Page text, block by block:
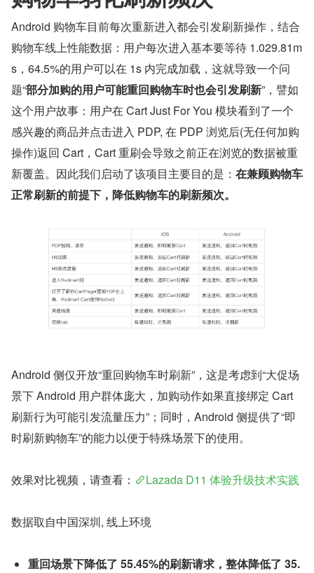
Android 购物车目前每次重新进入都会引发刷新操作，结合
购物车线上性能数据：用户每次进入基本要等待 1.029.81m
s，64.5%的用户可以在 1s 内完成加载，这就导致一个问
题“部分加购的用户可能重回购物车时也会引发刷新”，譬如
这个用户故事：用户在 Cart Just For You 模块看到了一个
感兴趣的商品并点击进入 PDP, 在 PDP 浏览后(无任何加购
操作)返回 Cart，Cart 重刷会导致之前正在浏览的数据被重
新覆盖。因此我们启动了该项目主要目的是： 在兼顾购物车
正常刷新的前提下，降低购物车的刷新频次。
Android 侧仅开放“重回购物车时刷新”，这是考虑到“大促场
景下 Android 用户群体庞大，加购动作如果直接绑定 Cart
刷新行为可能引发流量压力”；同时，Android 侧提供了“即
时刷新购物车”的能力以便于特殊场景下的使用。
效果对比视频，请查看： Lazada D11 体验升级技术实践
数据取自中国深圳, 线上环境
重回场景下降低了 55.45%的刷新请求，整体降低了 35.